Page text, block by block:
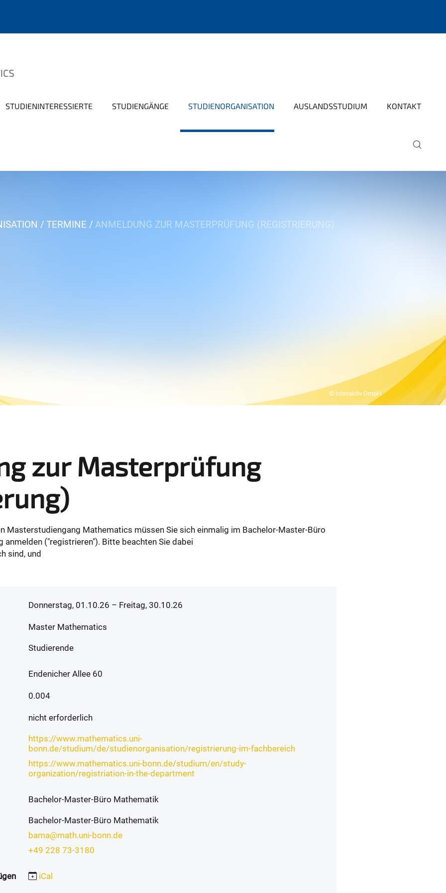
STUDIENINTERESSIERTE STUDIENGÄNGE STUDIENORGANISATION AUSLANDSSTUDIUM KONTAKT
TERMINE ANMELDUNG ZUR MASTERPRÜFUNG (REGISTRIERUNG)
© Interaktiv GmbH
zur Masterprüfung
Masterstudiengang Mathematics müssen Sie sich einmalig im Bachelor-Master-Büro
("registrieren"). Bitte beachten Sie dabei
sind, und
Donnerstag, 01.10.26 – Freitag, 30.10.26
Master Mathematics
Studierende
Endenicher Allee 60
0.004
nicht erforderlich
https://www.mathematics.uni-
bonn.de/studium/de/studienorganisation/registrierung-im-fachbereich
https://www.mathematics.uni-bonn.de/studium/en/study-
organization/registriation-in-the-department
Bachelor-Master-Büro Mathematik
Bachelor-Master-Büro Mathematik
bama@math.uni-bonn.de
+49 228 73-3180
iCal